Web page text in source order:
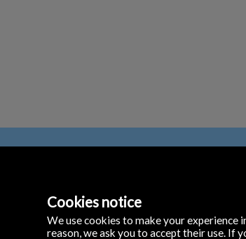
C/
Cookies notice
We use cookies to make your experience
reason, we ask you to accept their use. If